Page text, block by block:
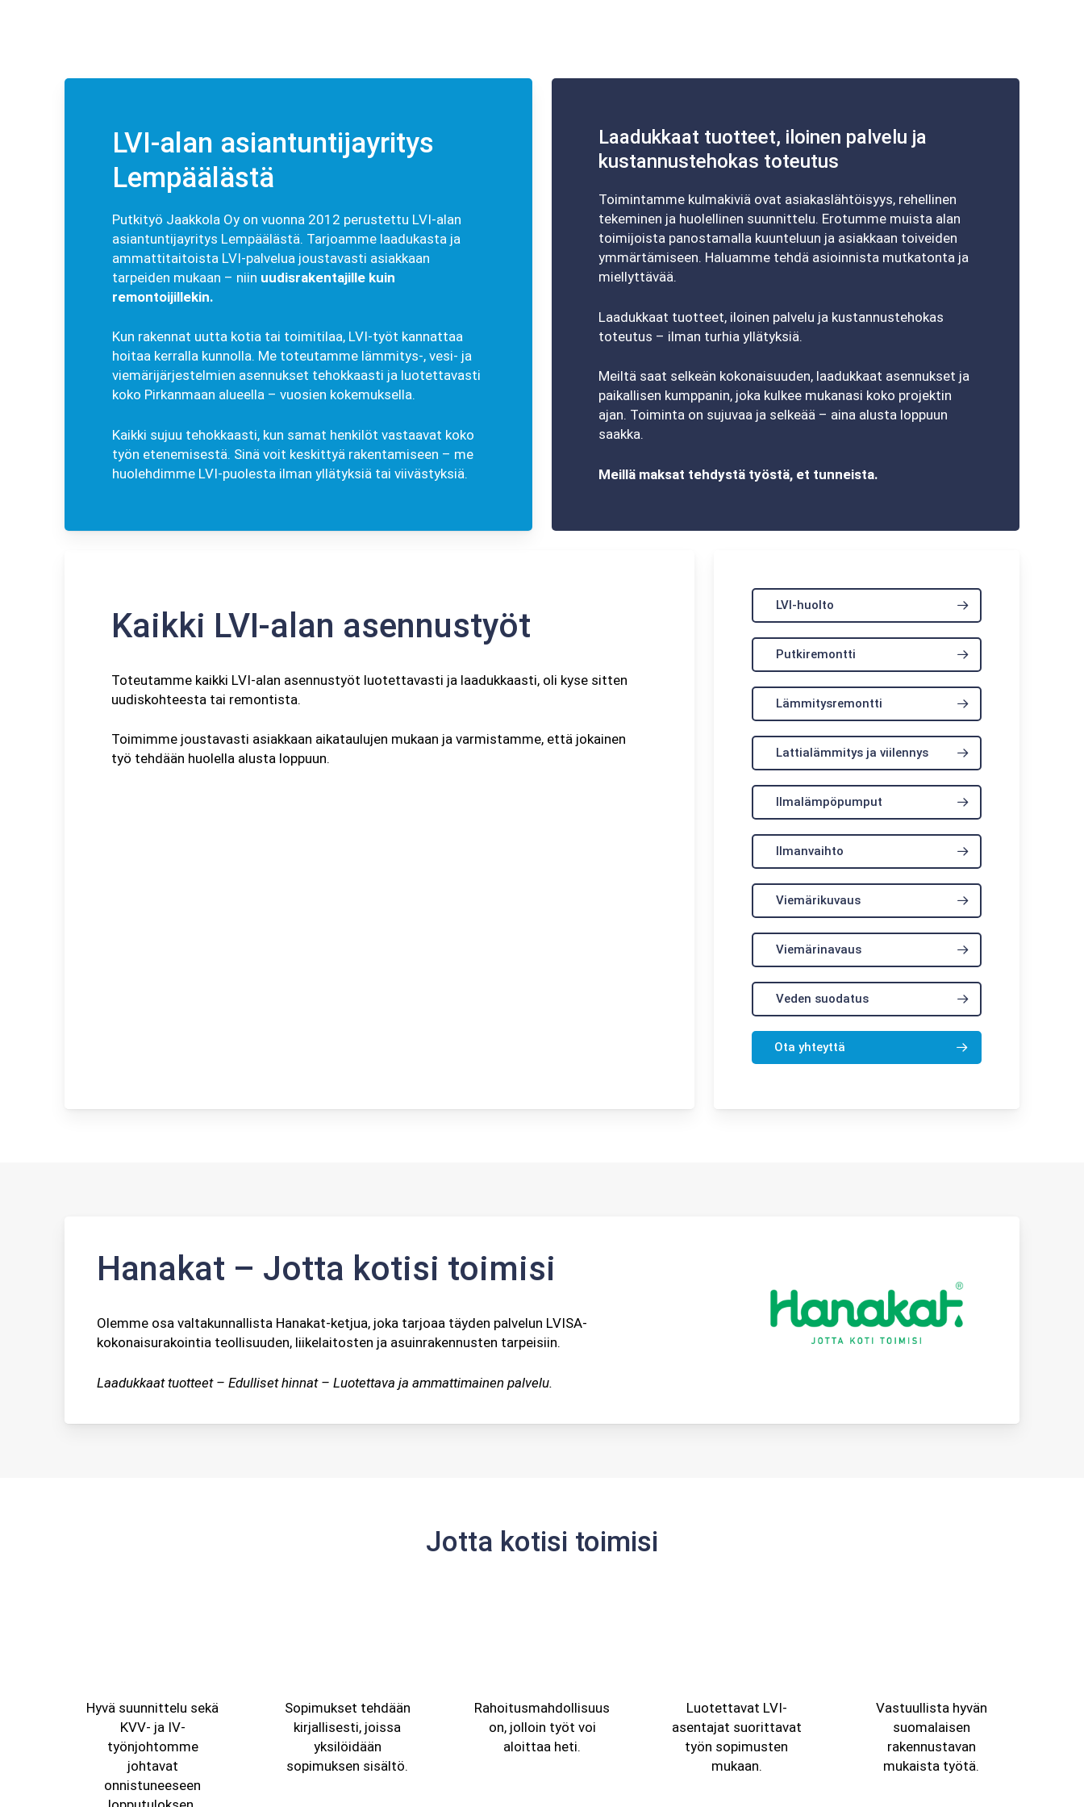
LVI-alan asiantuntijayritys
Lempäälästä
Putkityö Jaakkola Oy on vuonna 2012 perustettu LVI-alan
asiantuntijayritys Lempäälästä. Tarjoamme laadukasta ja
ammattitaitoista LVI-palvelua joustavasti asiakkaan
tarpeiden mukaan – niin uudisrakentajille kuin
remontoijillekin.
Kun rakennat uutta kotia tai toimitilaa, LVI-työt kannattaa
hoitaa kerralla kunnolla. Me toteutamme lämmitys-, vesi- ja
viemärijärjestelmien asennukset tehokkaasti ja luotettavasti
koko Pirkanmaan alueella – vuosien kokemuksella.
Kaikki sujuu tehokkaasti, kun samat henkilöt vastaavat koko
työn etenemisestä. Sinä voit keskittyä rakentamiseen – me
huolehdimme LVI-puolesta ilman yllätyksiä tai viivästyksiä.
Laadukkaat tuotteet, iloinen palvelu ja
kustannustehokas toteutus
Toimintamme kulmakiviä ovat asiakaslähtöisyys, rehellinen
tekeminen ja huolellinen suunnittelu. Erotumme muista alan
toimijoista panostamalla kuunteluun ja asiakkaan toiveiden
ymmärtämiseen. Haluamme tehdä asioinnista mutkatonta ja
miellyttävää.
Laadukkaat tuotteet, iloinen palvelu ja kustannustehokas
toteutus – ilman turhia yllätyksiä.
Meiltä saat selkeän kokonaisuuden, laadukkaat asennukset ja
paikallisen kumppanin, joka kulkee mukanasi koko projektin
ajan. Toiminta on sujuvaa ja selkeää – aina alusta loppuun
saakka.
Meillä maksat tehdystä työstä, et tunneista.
Kaikki LVI-alan asennustyöt
Toteutamme kaikki LVI-alan asennustyöt luotettavasti ja laadukkaasti, oli kyse sitten
uudiskohteesta tai remontista.
Toimimme joustavasti asiakkaan aikataulujen mukaan ja varmistamme, että jokainen
työ tehdään huolella alusta loppuun.
LVI-huolto
Putkiremontti
Lämmitysremontti
Lattialämmitys ja viilennys
Ilmalämpöpumput
Ilmanvaihto
Viemärikuvaus
Viemärinavaus
Veden suodatus
Ota yhteyttä
Hanakat – Jotta kotisi toimisi
Olemme osa valtakunnallista Hanakat-ketjua, joka tarjoaa täyden palvelun LVISA-
kokonaisurakointia teollisuuden, liikelaitosten ja asuinrakennusten tarpeisiin.
Laadukkaat tuotteet – Edulliset hinnat – Luotettava ja ammattimainen palvelu.
Jotta kotisi toimisi
Hyvä suunnittelu sekä
KVV- ja IV-
työnjohtomme
johtavat
onnistuneeseen
Sopimukset tehdään
kirjallisesti, joissa
yksilöidään
sopimuksen sisältö.
Rahoitusmahdollisuus
on, jolloin työt voi
aloittaa heti.
Luotettavat LVI-
asentajat suorittavat
työn sopimusten
mukaan.
Vastuullista hyvän
suomalaisen
rakennustavan
mukaista työtä.